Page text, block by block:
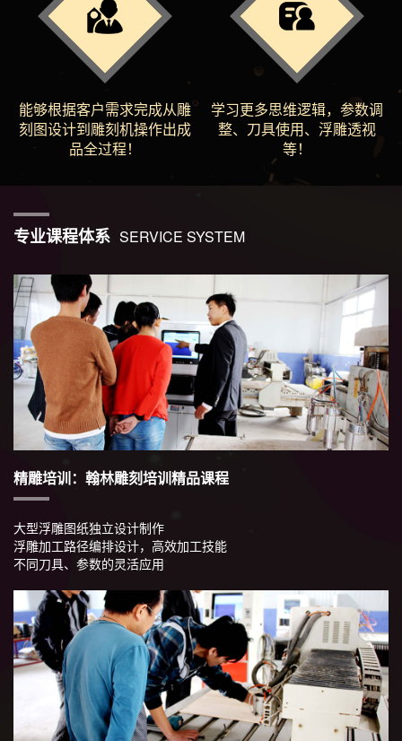
能够根据客户需求完成从雕
刻图设计到雕刻机操作出成
品全过程！
学习更多思维逻辑，参数调
整、刀具使用、浮雕透视
等！
专业课程体系 SERVICE SYSTEM
精雕培训：翰林雕刻培训精品课程
大型浮雕图纸独立设计制作
浮雕加工路径编排设计，高效加工技能
不同刀具、参数的灵活应用